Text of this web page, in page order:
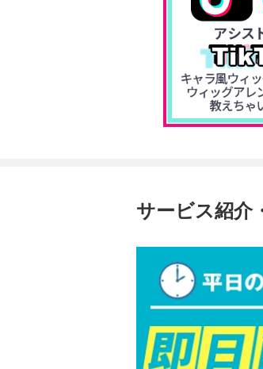
サービス紹介